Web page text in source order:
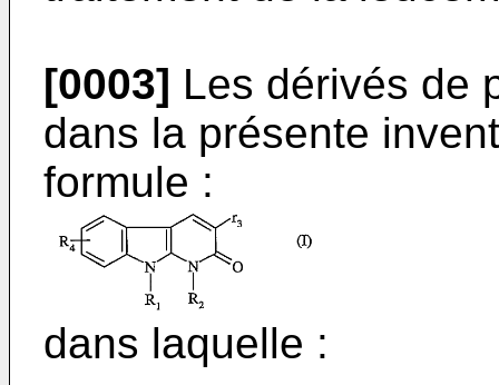
[0003] Les dérivés de
dans la présente
formule :
dans laquelle :